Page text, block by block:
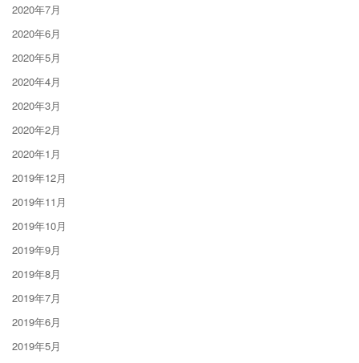
2020年7月
2020年6月
2020年5月
2020年4月
2020年3月
2020年2月
2020年1月
2019年12月
2019年11月
2019年10月
2019年9月
2019年8月
2019年7月
2019年6月
2019年5月